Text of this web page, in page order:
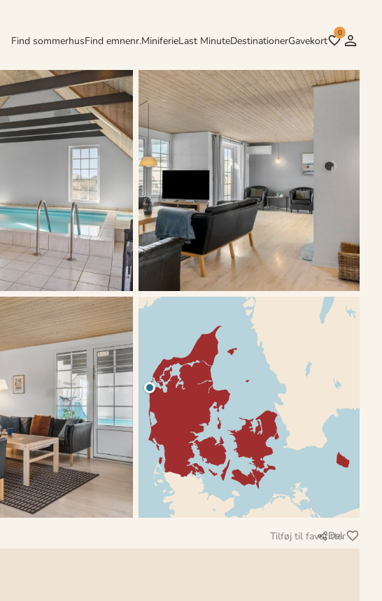
Find sommerhusFind emnenr.MiniferieLast MinuteDestinationerGavekort
0
Tilføj til favoritter
Del